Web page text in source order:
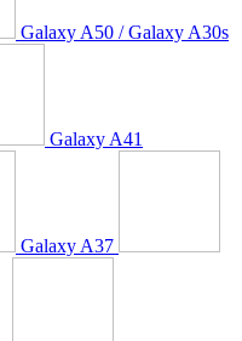
Galaxy A50 / Galaxy A30s
Galaxy A41
Galaxy A37